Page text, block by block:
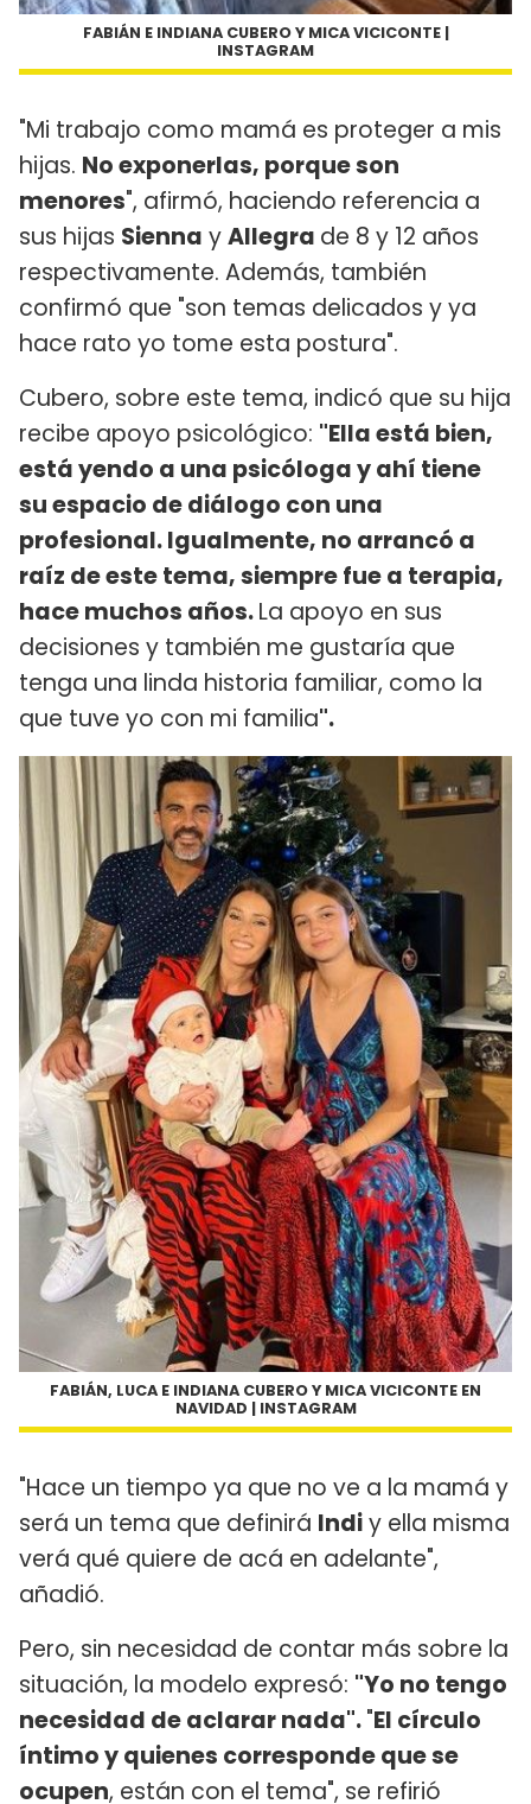
FABIÁN E INDIANA CUBERO Y MICA VICICONTE |
INSTAGRAM
"Mi trabajo como mamá es proteger a mis
hijas. No exponerlas, porque son
menores", afirmó, haciendo referencia a
sus hijas Sienna yAllegra de 8 y 12 años
respectivamente. Además, también
confirmó que "son temas delicados y ya
hace rato yo tome esta postura".
Cubero, sobre este tema, indicó que su hija
recibe apoyo psicológico: "Ella está bien,
está yendo a una psicóloga y ahí tiene
su espacio de diálogo con una
profesional. Igualmente, no arrancó a
raíz de este tema, siempre fue a terapia,
hace muchos años.La apoyo en sus
decisiones y también me gustaría que
tenga una linda historia familiar, como la
que tuve yo con mi familia".
FABIÁN, LUCA E INDIANA CUBERO Y MICA VICICONTE EN
NAVIDAD | INSTAGRAM
"Hace un tiempo ya que no ve a la mamá y
será un tema que definirá Indiy ella misma
verá qué quiere de acá en adelante",
añadió.
Pero, sin necesidad de contar más sobre la
situación, la modelo expresó: "Yo no tengo
necesidad de aclarar nada"."El círculo
íntimo y quienes corresponde que se
ocupen, están con el tema", se refirió